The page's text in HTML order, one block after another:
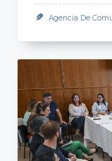
Agencia De